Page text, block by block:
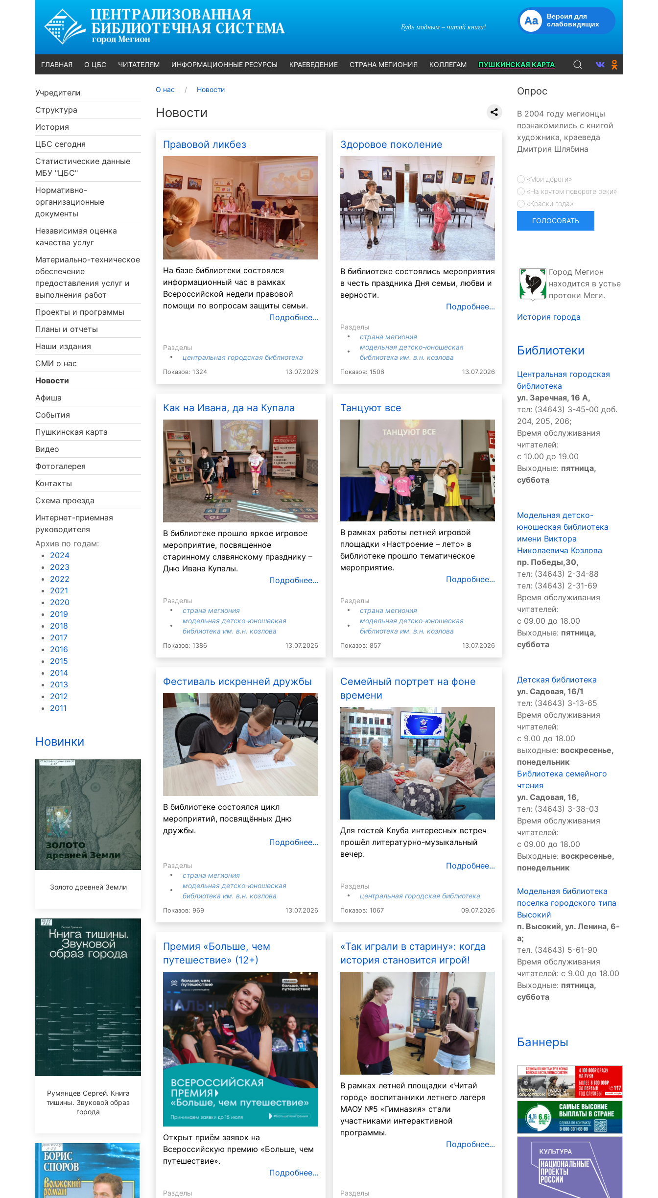
Будь модным – читай книги!
Aa
Версия для
слабовидящих
ГЛАВНАЯ О ЦБС ЧИТАТЕЛЯМ ИНФОРМАЦИОННЫЕ РЕСУРСЫ КРАЕВЕДЕНИЕ СТРАНА МЕГИОНИЯ КОЛЛЕГАМ ПУШКИНСКАЯ КАРТА
Учредители
Структура
История
ЦБС сегодня
Статистические данные
МБУ "ЦБС"
Нормативно-
организационные
документы
Независимая оценка
качества услуг
Материально-техническое
обеспечение
предоставления услуг и
выполнения работ
Проекты и программы
Планы и отчеты
Наши издания
СМИ о нас
Новости
Афиша
События
Пушкинская карта
Видео
Фотогалерея
Контакты
Схема проезда
Интернет-приемная
руководителя
Архив по годам:
2024
2023
2022
2021
2020
2019
2018
2017
2016
2015
2014
2013
2012
2011
Новинки
Золото древней Земли
Румянцев Сергей. Книга
тишины. Звуковой образ
города
О нас Новости
Новости
Правовой ликбез
На базе библиотеки состоялся
информационный час в рамках
Всероссийской недели правовой
помощи по вопросам защиты семьи.
Подробнее...
Разделы
центральная городская библиотека
Показов: 1324 13.07.2026
Здоровое поколение
В библиотеке состоялись мероприятия
в честь праздника Дня семьи, любви и
верности.
Подробнее...
Разделы
страна мегиония
модельная детско-юношеская
библиотека им. в.н. козлова
Показов: 1506 13.07.2026
Как на Ивана, да на Купала
В библиотеке прошло яркое игровое
мероприятие, посвященное
старинному славянскому празднику –
Дню Ивана Купалы.
Подробнее...
Разделы
страна мегиония
модельная детско-юношеская
библиотека им. в.н. козлова
Показов: 1386 13.07.2026
Танцуют все
В рамках работы летней игровой
площадки «Настроение – лето» в
библиотеке прошло тематическое
мероприятие.
Подробнее...
Разделы
страна мегиония
модельная детско-юношеская
библиотека им. в.н. козлова
Показов: 857 13.07.2026
Фестиваль искренней дружбы
В библиотеке состоялся цикл
мероприятий, посвящённых Дню
дружбы.
Подробнее...
Разделы
страна мегиония
модельная детско-юношеская
библиотека им. в.н. козлова
Показов: 969 13.07.2026
Семейный портрет на фоне
времени
Для гостей Клуба интересных встреч
прошёл литературно-музыкальный
вечер.
Подробнее...
Разделы
центральная городская библиотека
Показов: 1067 09.07.2026
Премия «Больше, чем
путешествие» (12+)
Открыт приём заявок на
Всероссийскую премию «Больше, чем
путешествие».
Подробнее...
Разделы
«Так играли в старину»: когда
история становится игрой!
В рамках летней площадки «Читай
город» воспитанники летнего лагеря
МАОУ №5 «Гимназия» стали
участниками интерактивной
программы.
Подробнее...
Разделы
Опрос
В 2004 году мегионцы
познакомились с книгой
художника, краеведа
Дмитрия Шлябина
«Мои дороги»
«На крутом повороте реки»
«Краски года»
Город Мегион
находится в устье
протоки Меги.
История города
Библиотеки
Центральная городская
библиотека
ул. Заречная, 16 А,
тел: (34643) 3-45-00 доб.
204, 205, 206;
Время обслуживания
читателей:
с 10.00 до 19.00
Выходные: пятница,
суббота
Модельная детско-
юношеская библиотека
имени Виктора
Николаевича Козлова
пр. Победы,30,
тел: (34643) 2-34-88
тел: (34643) 2-31-69
Время обслуживания
читателей:
с 09.00 до 18.00
Выходные: пятница,
суббота
Детская библиотека
ул. Садовая, 16/1
тел: (34643) 3-13-65
Время обслуживания
читателей:
с 9.00 до 18.00
выходные: воскресенье,
понедельник
Библиотека семейного
чтения
ул. Садовая, 16,
тел: (34643) 3-38-03
Время обслуживания
читателей:
с 09.00 до 18.00
Выходные: воскресенье,
понедельник
Модельная библиотека
поселка городского типа
Высокий
п. Высокий, ул. Ленина, 6-
а;
тел. (34643) 5-61-90
Время обслуживания
читателей: с 9.00 до 18.00
Выходные: пятница,
суббота
Баннеры